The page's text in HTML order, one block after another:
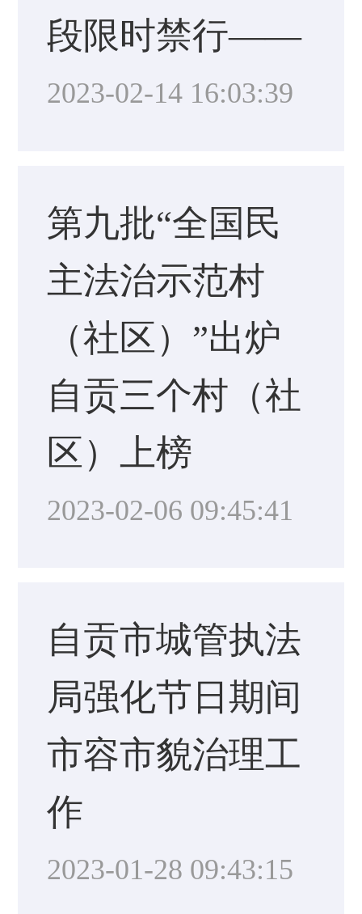
段限时禁行——
2023-02-14 16:03:39
第九批“全国民
主法治示范村
（社区）”出炉
自贡三个村（社
区）上榜
2023-02-06 09:45:41
自贡市城管执法
局强化节日期间
市容市貌治理工
作
2023-01-28 09:43:15